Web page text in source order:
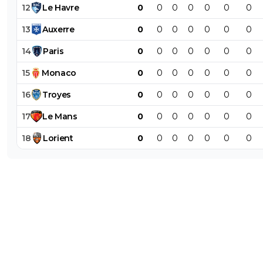
12 Le Havre 0 0 0 0 0 0 0
13 Auxerre 0 0 0 0 0 0 0
14 Paris 0 0 0 0 0 0 0
15 Monaco 0 0 0 0 0 0 0
16 Troyes 0 0 0 0 0 0 0
17 Le Mans 0 0 0 0 0 0 0
18 Lorient 0 0 0 0 0 0 0